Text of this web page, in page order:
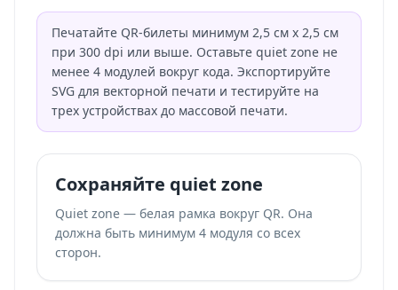
Печатайте QR-билеты минимум 2,5 см x 2,5 см
при 300 dpi или выше. Оставьте quiet zone не
менее 4 модулей вокруг кода. Экспортируйте
SVG для векторной печати и тестируйте на
трех устройствах до массовой печати.
Сохраняйте quiet zone
Quiet zone — белая рамка вокруг QR. Она
должна быть минимум 4 модуля со всех
сторон.